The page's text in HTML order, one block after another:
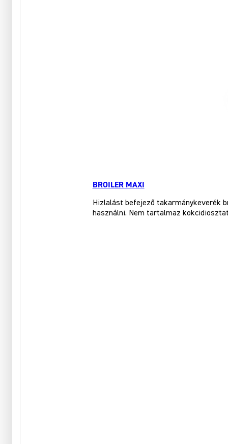
BROILER MAXI
Hizlalást befejező takarmánykeverék
használni. Nem tartalmaz